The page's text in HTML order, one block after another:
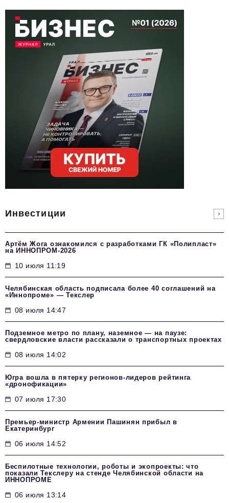
Инвестиции
Артём Жога ознакомился с разработками ГК «Полипласт»
на ИННОПРОМ-2026
10 июля 11:19
Челябинская область подписала более 40 соглашений на
«Иннопроме» — Текслер
08 июля 14:47
Подземное метро по плану, наземное — на паузе:
свердловские власти рассказали о транспортных проектах
08 июля 14:02
Югра вошла в пятерку регионов-лидеров рейтинга
«дронофикации»
07 июля 17:30
Премьер-министр Армении Пашинян прибыл в
Екатеринбург
06 июля 14:52
Беспилотные технологии, роботы и экопроекты: что
показали Текслеру на стенде Челябинской области на
ИННОПРОМЕ
06 июля 13:14